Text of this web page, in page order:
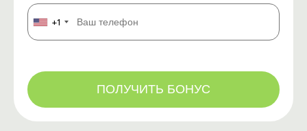
+1
ПОЛУЧИТЬ БОНУС